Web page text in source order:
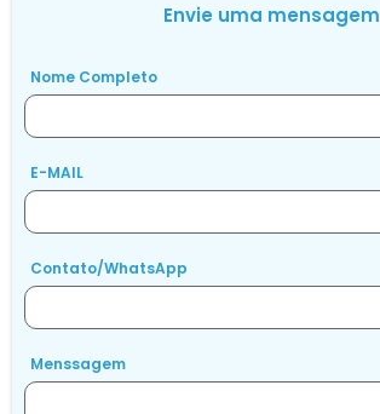
Envie uma mensagem
Nome Completo
E-MAIL
Contato/WhatsApp
Menssagem